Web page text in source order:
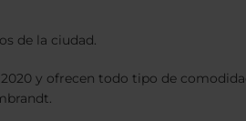
de la ciudad.
y ofrecen todo tipo de